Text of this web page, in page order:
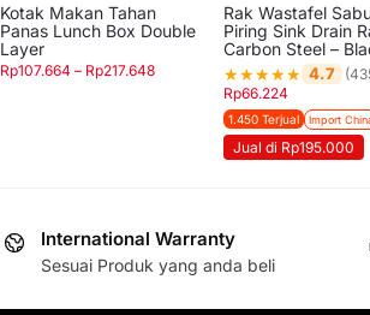
Kotak Makan Tahan
Panas Lunch Box Double
Layer
Rp107.664 – Rp217.648
Rak Wastafel
Piring Sink Drain
Carbon Steel –
★★★★★ 4.7
Rp66.224
1.450 Terjual Import
Jual di Rp195.000
International Warranty
Sesuai Produk yang anda beli